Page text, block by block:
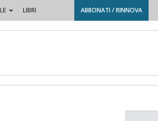
LIBRI ABBONATI / RINNOVA